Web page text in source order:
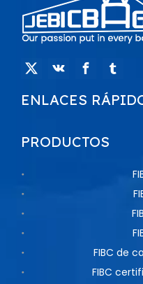
ENLACES
PRODUCTOS
FIBC de
FIBC